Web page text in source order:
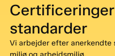
standarder
Vi arbejder efter anerkendte